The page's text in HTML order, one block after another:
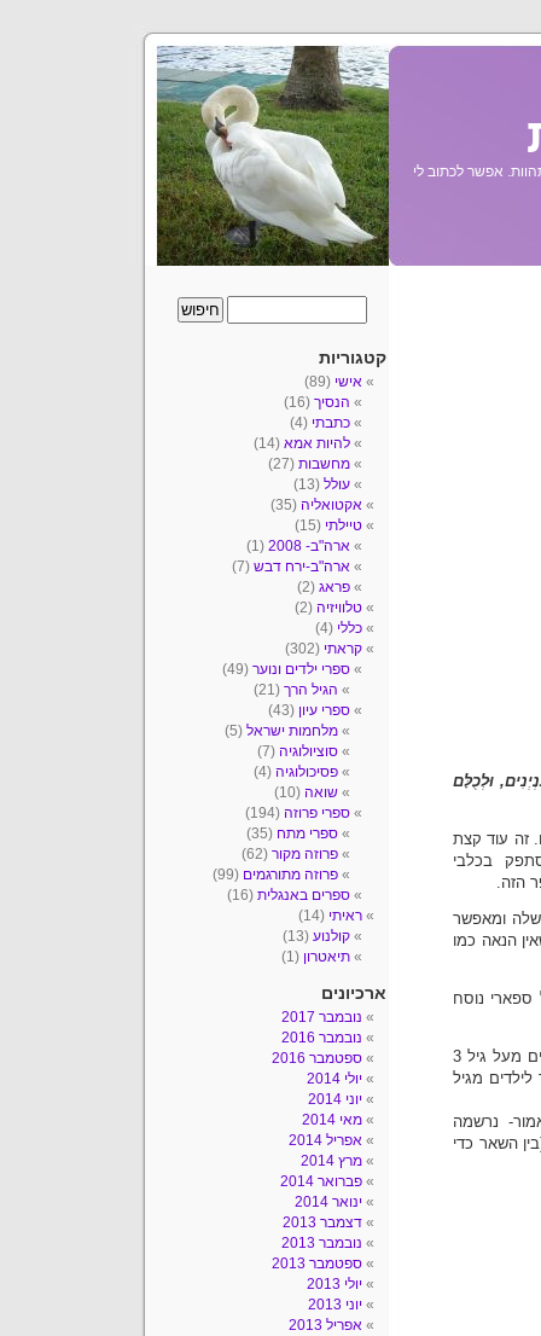
אפשר לכתוב לי
וּלְכֻלָּם
זה עוד קצת
בכלבי
הזה.
ומאפשר
הנאה כמו
ספארי נוסח
לגבי הגיל המומלץ- על כריכת הספר כתובה אזהרה שהוא מיועד לילדים מעל גיל 3
מגיל
נרשמה
השאר כדי
קטגוריות
אישי (89)
הנסיך (16)
כתבתי (4)
להיות אמא (14)
מחשבות (27)
עולל (13)
אקטואליה (35)
טיילתי (15)
ארה"ב- 2008
(1)
ארה"ב-ירח דבש (7)
פראג (2)
טלוויזיה (2)
כללי (4)
קראתי (302)
ספרי ילדים ונוער (49)
הגיל הרך (21)
ספרי עיון (43)
מלחמות ישראל (5)
סוציולוגיה (7)
פסיכולוגיה (4)
שואה (10)
ספרי פרוזה (194)
ספרי מתח (35)
פרוזה מקור (62)
פרוזה מתורגמים (99)
ספרים באנגלית (16)
ראיתי (14)
קולנוע (13)
תיאטרון (1)
ארכיונים
נובמבר 2017
נובמבר 2016
ספטמבר 2016
יולי 2014
יוני 2014
מאי 2014
אפריל 2014
מרץ 2014
פברואר 2014
ינואר 2014
דצמבר 2013
נובמבר 2013
ספטמבר 2013
יולי 2013
יוני 2013
אפריל 2013